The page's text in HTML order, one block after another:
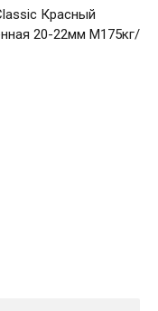
Красный
20-22мм М175кг/